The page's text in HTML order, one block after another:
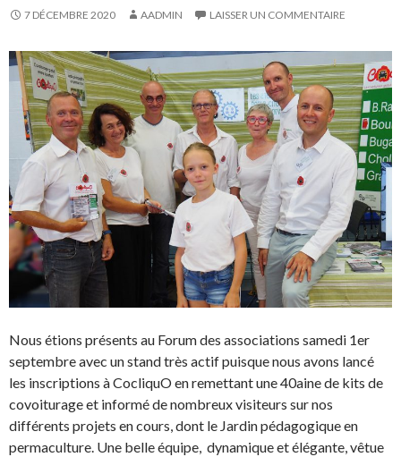
7 DÉCEMBRE 2020 AADMIN LAISSER UN COMMENTAIRE
Nous étions présents au Forum des associations samedi 1er
septembre avec un stand très actif puisque nous avons lancé
les inscriptions à CocliquO en remettant une 40aine de kits de
covoiturage et informé de nombreux visiteurs sur nos
différents projets en cours, dont le Jardin pédagogique en
permaculture. Une belle équipe, dynamique et élégante, vêtue